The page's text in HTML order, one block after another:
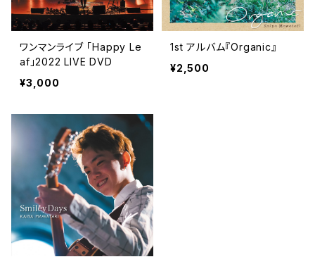
ワンマンライブ 「Happy Le
af」2022 LIVE DVD
¥3,000
1st アルバム『Organic』
¥2,500